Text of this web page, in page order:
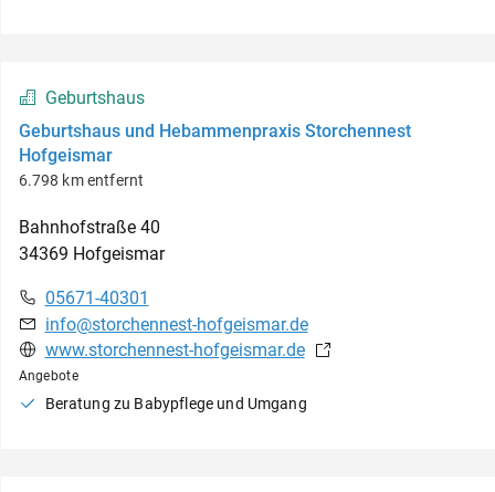
Geburtshaus
Geburtshaus und Hebammenpraxis Storchennest
Hofgeismar
6.798 km entfernt
Bahnhofstraße 40
34369 Hofgeismar
05671-40301
info@storchennest-hofgeismar.de
www.storchennest-hofgeismar.de
Angebote
Beratung zu Babypflege und Umgang